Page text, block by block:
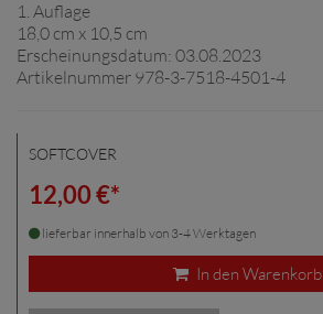
1. Auflage
18,0 cm x 10,5 cm
Erscheinungsdatum: 03.08.2023
Artikelnummer 978-3-7518-4501-4
SOFTCOVER
12,00 €*
lieferbar innerhalb von 3-4 Werktagen
In den Warenkorb